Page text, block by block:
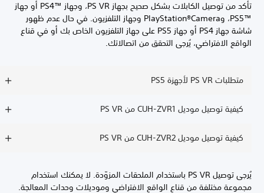
تأكد من توصيل الكابلات بشكل صحيح بجهاز PS VR، وجهاز PS4™‎ أو جهاز
PS5™‎، وPlayStation®Camera وجهاز التلفزيون. في حال عدم ظهور
شاشة جهاز PS4 أو جهاز PS5 على جهاز التلفزيون الخاص بك أو في قناع
الواقع الافتراضي، يُرجى التحقق من اتصالاتك.
متطلبات PS VR لأجهزة PS5
كيفية توصيل موديل CUH-ZVR1 من PS VR
كيفية توصيل موديل CUH-ZVR2 من PS VR
يُرجى توصيل PS VR باستخدام الملحقات المزوّدة. لا يمكنك استخدام
مجموعة مختلفة من قناع الواقع الافتراضي وموديلات وحدات المعالجة.